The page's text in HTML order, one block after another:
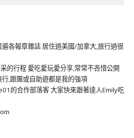
各報章雜誌 居住過美國/加拿大,旅行過很
的行程 愛吃愛玩愛分享,常常不吝惜公開
,跟團或自助遊都是我的強項
的合作部落客 大家快來跟著達人Emily吃